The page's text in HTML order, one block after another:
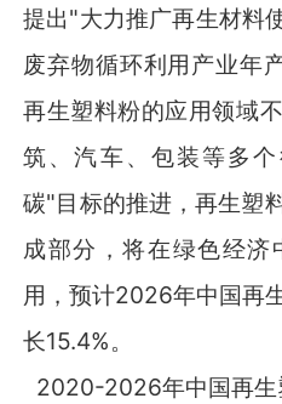
提出"大力推广再生材料
废弃物循环利用产业年
再生塑料粉的应用领域
筑、汽车、包装等多
碳"目标的推进，再生塑
成部分，将在绿色经
用，预计2026年中国再
长15.4%。
2020-2026年中国再生